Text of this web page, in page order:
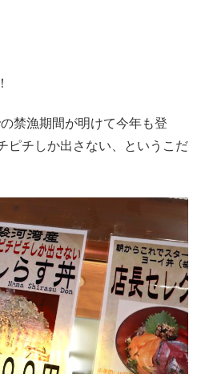
禁漁期間が明けて今年も登
ピチしか出さない、というこだ